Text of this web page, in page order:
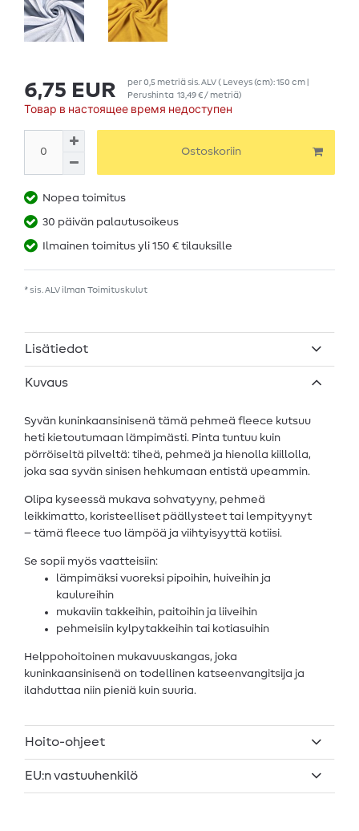
6,75 EUR per0,5 metriäsis. ALV( Leveys (cm): 150 cm |
Perushinta 13,49 € / metriä)
Товар в настоящее время недоступен
Ostoskoriin
Nopea toimitus
30 päivän palautusoikeus
Ilmainen toimitus yli 150 € tilauksille
* sis. ALV ilman Toimituskulut
Lisätiedot
Kuvaus
Syvän kuninkaansinisenä tämä pehmeä fleece kutsuu
heti kietoutumaan lämpimästi. Pinta tuntuu kuin
pörröiseltä pilveltä: tiheä, pehmeä ja hienolla kiillolla,
joka saa syvän sinisen hehkumaan entistä upeammin.
Olipa kyseessä mukava sohvatyyny, pehmeä
leikkimatto, koristeelliset päällysteet tai lempityynyt
– tämä fleece tuo lämpöä ja viihtyisyyttä kotiisi.
Se sopii myös vaatteisiin:
lämpimäksi vuoreksi pipoihin, huiveihin ja
kaulureihin
mukaviin takkeihin, paitoihin ja liiveihin
pehmeisiin kylpytakkeihin tai kotiasuihin
Helppohoitoinen mukavuuskangas, joka
kuninkaansinisenä on todellinen katseenvangitsija ja
ilahduttaa niin pieniä kuin suuria.
Hoito-ohjeet
EU:n vastuuhenkilö